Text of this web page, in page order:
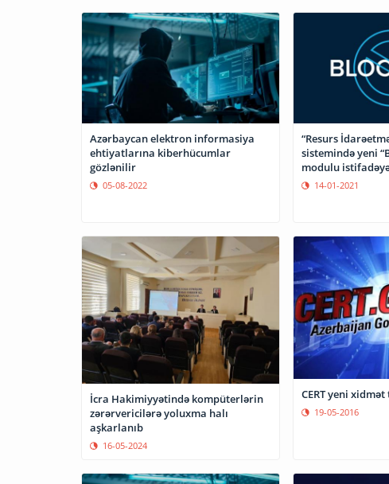
Azərbaycan elektron informasiya
ehtiyatlarına kiberhücumlar
gözlənilir
05-08-2022
“Resurs
sistemində yeni
modulu
14-01-2021
İcra Hakimiyyətində kompüterlərin
zərərvericilərə yoluxma halı
aşkarlanıb
16-05-2024
CERT yeni
19-05-2016